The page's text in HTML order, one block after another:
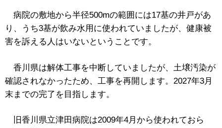
病院の敷地から半径500mの範囲には17基の井戸があ
り、うち3基が飲み水用に使われていましたが、健康被
害を訴える人はいないということです。
香川県は解体工事を中断していましたが、土壌汚染が
確認されなかったため、工事を再開します。2027年3月
末までの完了を目指します。
旧香川県立津田病院は2009年4月から使われておら